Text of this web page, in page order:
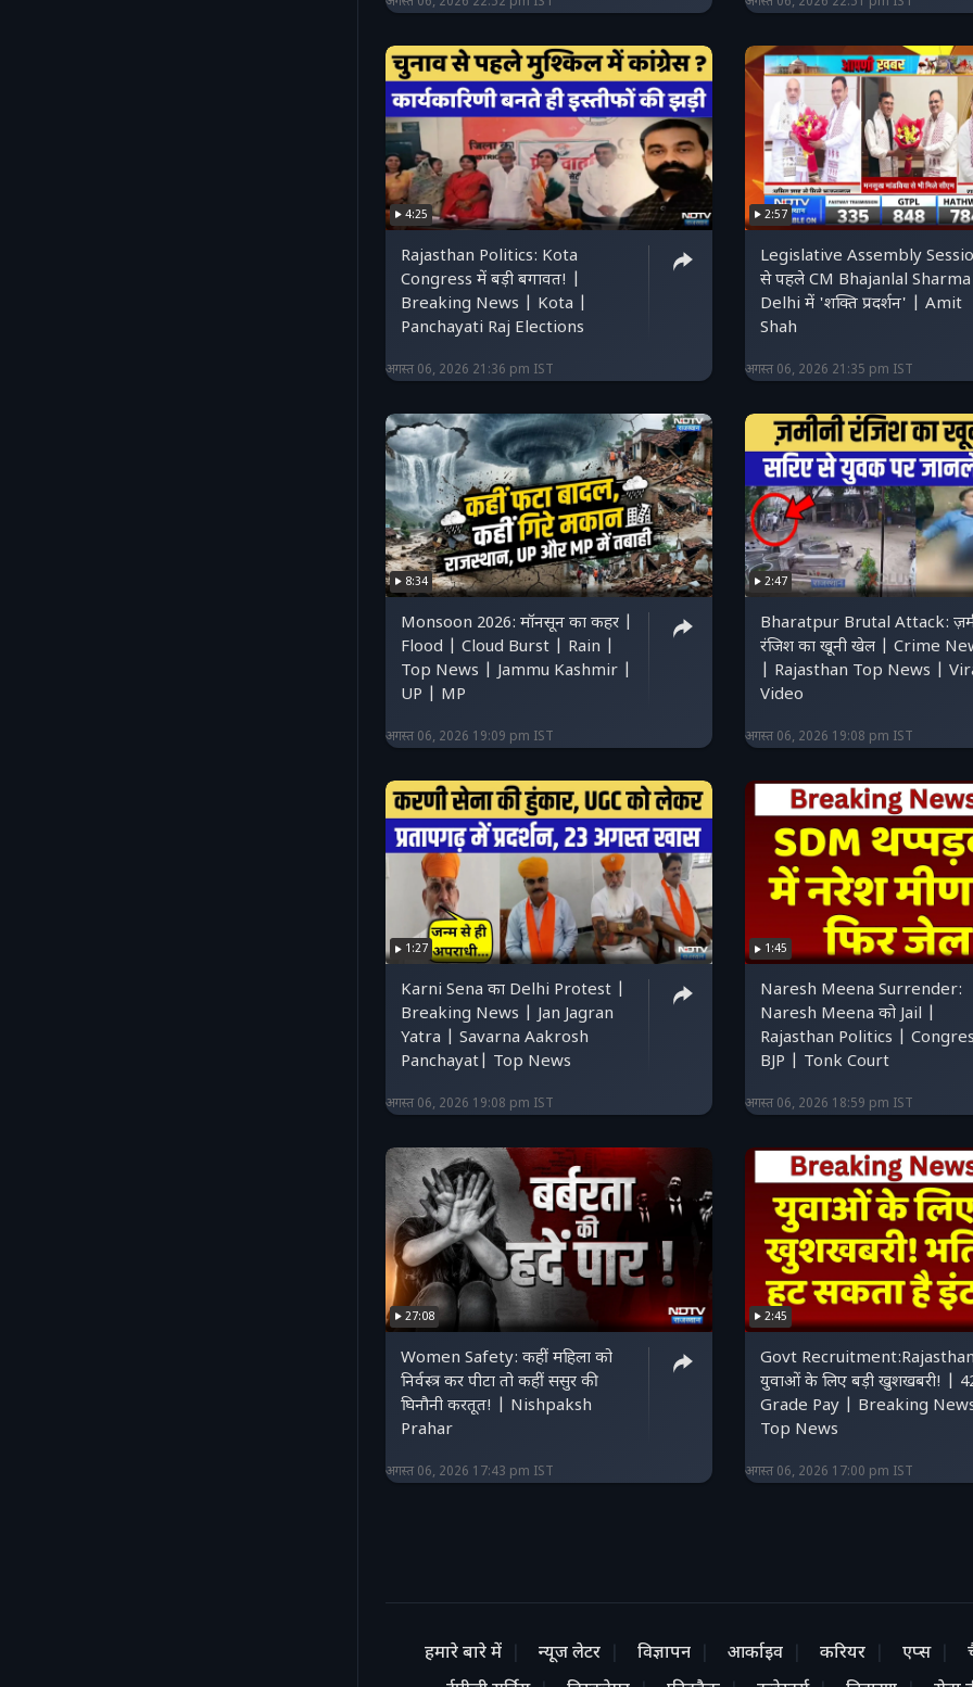
4:25
Rajasthan Politics: Kota
Congress में बड़ी बगावत! |
Breaking News | Kota |
Panchayati Raj Elections
अगस्त 06, 2026 21:36 pm IST
2:57
Legislative Assembly
से पहले CM Bhajanlal Sharma
Delhi में 'शक्ति प्रदर्शन' | Amit
Shah
अगस्त 06, 2026 21:35 pm IST
8:34
Monsoon 2026: मॉनसून का कहर |
Flood | Cloud Burst | Rain |
Top News | Jammu Kashmir |
UP | MP
अगस्त 06, 2026 19:09 pm IST
2:47
Bharatpur Brutal Attack:
रंजिश का खूनी खेल | Crime
| Rajasthan Top News |
Video
अगस्त 06, 2026 19:08 pm IST
1:27
Karni Sena का Delhi Protest |
Breaking News | Jan Jagran
Yatra | Savarna Aakrosh
Panchayat| Top News
अगस्त 06, 2026 19:08 pm IST
1:45
Naresh Meena Surrender:
Naresh Meena को Jail |
Rajasthan Politics |
BJP | Tonk Court
अगस्त 06, 2026 18:59 pm IST
27:08
Women Safety: कहीं महिला को
निर्वस्त्र कर पीटा तो कहीं ससुर की
घिनौनी करतूत! | Nishpaksh
Prahar
अगस्त 06, 2026 17:43 pm IST
2:45
Govt
युवाओं के लिए बड़ी खुशखबरी! |
Grade Pay | Breaking
Top News
अगस्त 06, 2026 17:00 pm IST
हमारे बारे में न्यूज लेटर विज्ञापन आर्काइव करियर एप्स